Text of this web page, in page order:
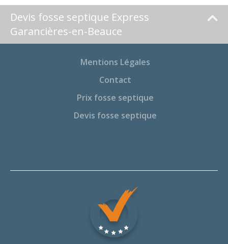
Devis fosse septique Express
Garancières-en-Beauce
Mentions Légales
Contact
Prix fosse septique
Devis fosse septique